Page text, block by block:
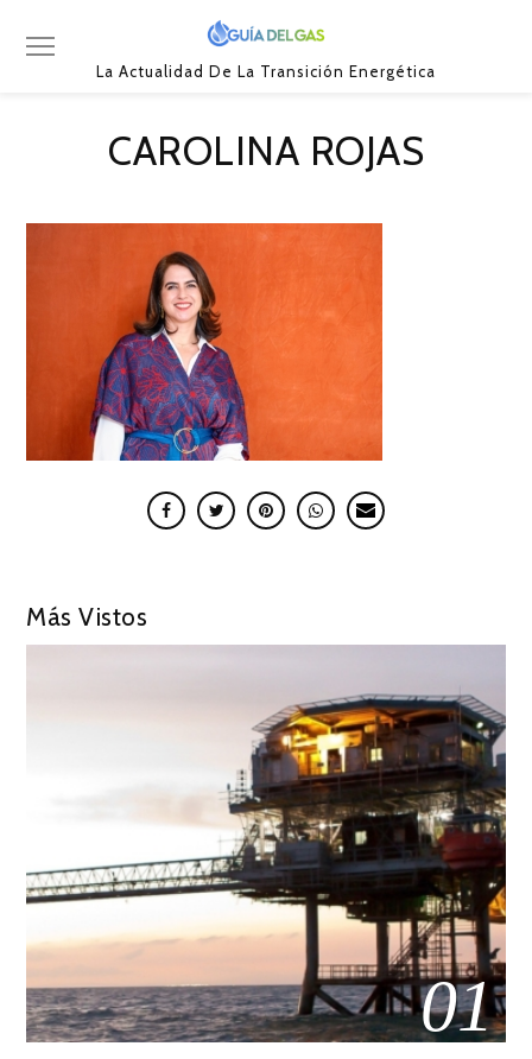
La Actualidad De La Transición Energética
CAROLINA ROJAS
Más Vistos
01